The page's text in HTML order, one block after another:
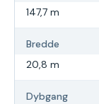
147,7 m
Bredde
20,8 m
Dybgang